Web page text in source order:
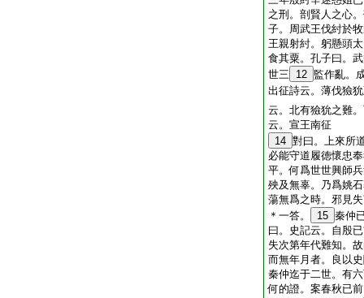
之刑。剖賢人之心
子。周武王伐紂於
王親射紂。躬懸頭
食其粟。孔子曰。
世三
12 監作亂。
出征詩云。薄伐獫
云。北有獫狁之難
云。宣王南征
14 對曰。上來所
必能守道履徳懷忠
平。何爲世世興師
殃及無辜。乃爲姚
蕩無爲之時。邪見
＊一答。
15 秦仲
曰。史記云。自殷
失次第年代難知。
而無年月者。良以
秦仲迄于二世。有
何的證。案春秋已